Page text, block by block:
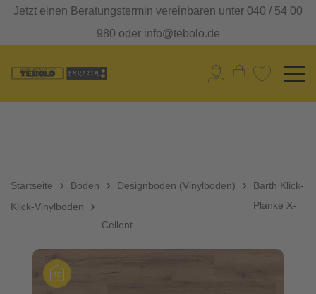
Jetzt einen Beratungstermin vereinbaren unter 040 / 54 00
980 oder info@tebolo.de
Startseite Boden
Designboden (Vinylboden)
Klick-Vinylboden
Barth Klick-
Planke X-
Cellent